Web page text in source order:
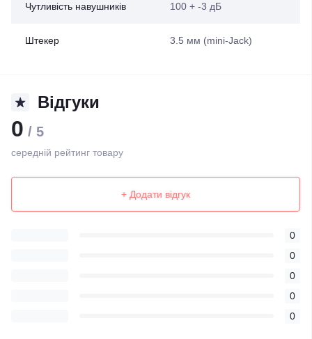
Чутливість навушників 100 + -3 дБ
Штекер 3.5 мм (mini-Jack)
Відгуки
0 / 5
середній рейтинг товару
+ Додати відгук
0
0
0
0
0